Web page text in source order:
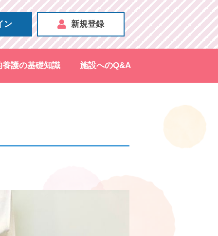
ン 新規登録
養護の基礎知識 施設へのQ&A